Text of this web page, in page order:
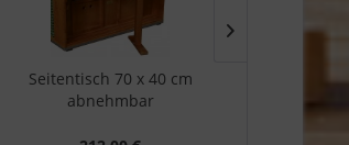
Seitentisch 70 x 40 cm
abnehmbar